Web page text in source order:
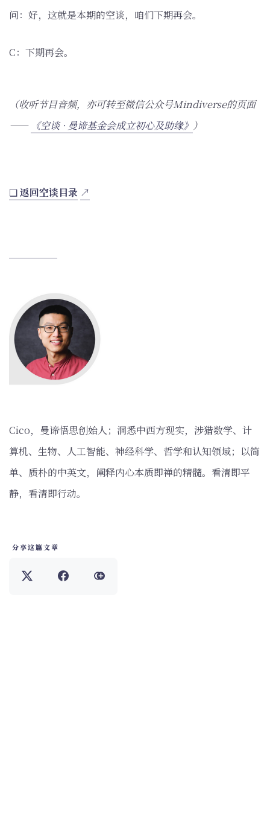
问：好，这就是本期的空谈，咱们下期再会。
C：下期再会。
（收听节目音频，亦可转至微信公众号Mindiverse的页面
—— 《空谈 · 曼谛基金会成立初心及助缘》 ）
❏返回空谈目录 ↗
Cico，曼谛悟思创始人；洞悉中西方现实，涉猎数学、计
算机、生物、人工智能、神经科学、哲学和认知领域；以简
单、质朴的中英文，阐释内心本质即禅的精髓。看清即平
静，看清即行动。
分享这篇文章